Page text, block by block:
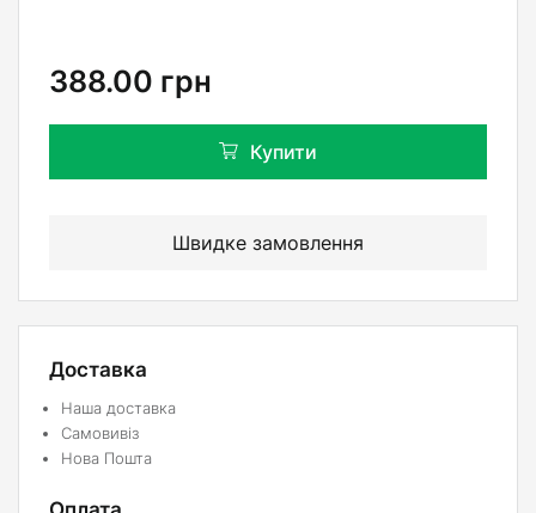
388.00 грн
Купити
Швидке замовлення
Доставка
Наша доставка
Самовивіз
Нова Пошта